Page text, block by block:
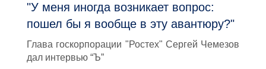
"У меня иногда возникает вопрос:
пошел бы я вообще в эту авантюру?"
Глава госкорпорации "Ростех" Сергей Чемезов
дал интервью “Ъ”